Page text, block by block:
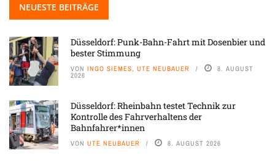
NEUESTE BEITRÄGE
Düsseldorf: Punk-Bahn-Fahrt mit Dosenbier und
bester Stimmung
VON INGO SIEMES, UTE NEUBAUER 8. AUGUST
2026
Düsseldorf: Rheinbahn testet Technik zur
Kontrolle des Fahrverhaltens der
Bahnfahrer*innen
VON UTE NEUBAUER 8. AUGUST 2026